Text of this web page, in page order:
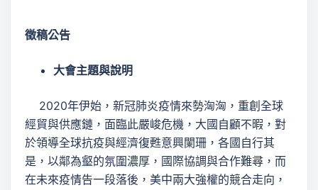
徵稿公告
大會主題與說明
2020年伊始，新冠肺炎疫情來勢洶洶，重創全球
經貿與供應鏈，面臨此嚴峻危機，大國自顧不暇，對
於領導全球抗疫與經濟復甦意興闌珊，各國自行其
是，以鄰為壑的氛圍濃厚，國際協調與合作難尋，而
在未來疫情告一段落後，美中兩大強權的競合走向，